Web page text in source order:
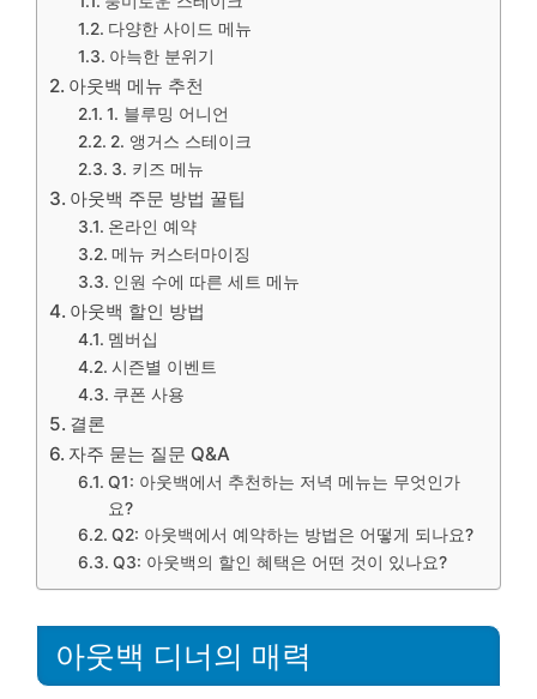
다양한 사이드 메뉴
아늑한 분위기
아웃백 메뉴 추천
1. 블루밍 어니언
2. 앵거스 스테이크
3. 키즈 메뉴
아웃백 주문 방법 꿀팁
온라인 예약
메뉴 커스터마이징
인원 수에 따른 세트 메뉴
아웃백 할인 방법
멤버십
시즌별 이벤트
쿠폰 사용
결론
자주 묻는 질문 Q&A
Q1: 아웃백에서 추천하는 저녁 메뉴는 무엇인가
요?
Q2: 아웃백에서 예약하는 방법은 어떻게 되나요?
Q3: 아웃백의 할인 혜택은 어떤 것이 있나요?
아웃백 디너의 매력